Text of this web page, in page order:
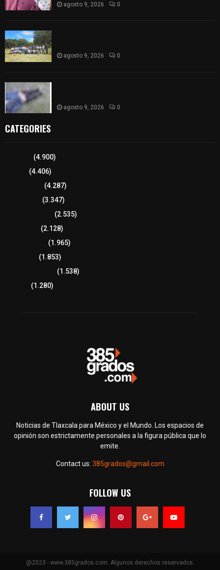
agosto 9, 2026 0
agosto 9, 2026 0
agosto 9, 2026 0
CATEGORIES
(4.900)
(4.406)
(4.287)
(3.347)
(2.535)
(2.128)
(1.965)
(1.853)
(1.538)
(1.280)
ABOUT US
Noticias de Tlaxcala para México y el Mundo. Los espacios de
opinión son estrictamente personales a la figura pública que lo
emite.
Contact us: 385grados@gmail.com
FOLLOW US
@2023 - www.385grados.com. Algunos derechos reservados.